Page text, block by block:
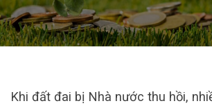
Khi đất đai bị Nhà nước thu hồi,